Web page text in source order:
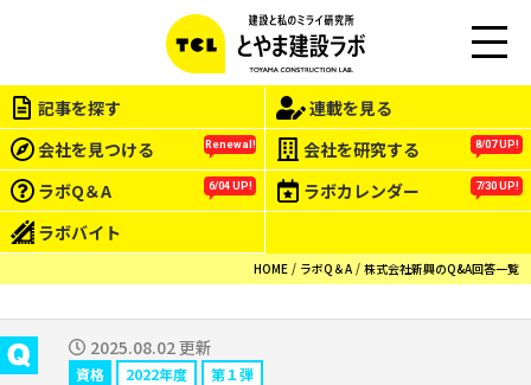
EN
記事を探す
連載を見る
会社を見つける
Renewal! 会社を研究する 8/07 UP!
ラボQ＆A 6/04 UP! ラボカレンダー 7/30 UP!
ラボバイト
HOME ラボQ＆A 株式会社新興のQ&A回答一覧
2025.08.02 更新
資格 2022年度 第１弾